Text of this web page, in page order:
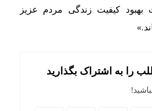
کیفیت زندگی مردم عزیز
را به اشتراک بگذارید